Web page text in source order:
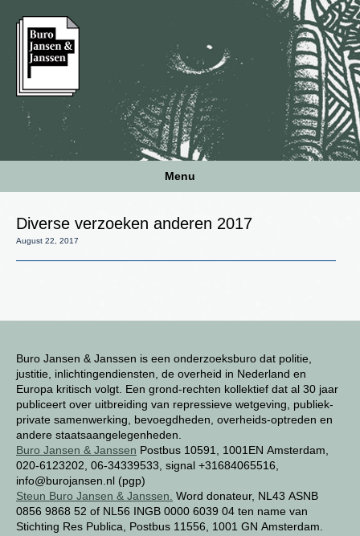
Menu
Buro Jansen & Janssen is een onderzoeksburo dat politie,
justitie, inlichtingendiensten, de overheid in Nederland en
Europa kritisch volgt. Een grond-rechten kollektief dat al 30 jaar
publiceert over uitbreiding van repressieve wetgeving, publiek-
private samenwerking, bevoegdheden, overheids-optreden en
andere staatsaangelegenheden.
Buro Jansen & Janssen Postbus 10591, 1001EN Amsterdam,
020-6123202, 06-34339533, signal +31684065516,
info@burojansen.nl (pgp)
Steun Buro Jansen & Janssen. Word donateur, NL43 ASNB
0856 9868 52 of NL56 INGB 0000 6039 04 ten name van
Stichting Res Publica, Postbus 11556, 1001 GN Amsterdam.
Diverse verzoeken anderen 2017
August 22, 2017